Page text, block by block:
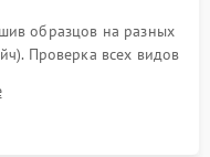
образцов на разных
Проверка всех видов
петли и намотчика
и отсутствия